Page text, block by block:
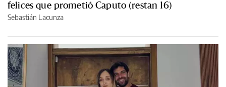
felices que prometió Caputo (restan 16)
Sebastián Lacunza